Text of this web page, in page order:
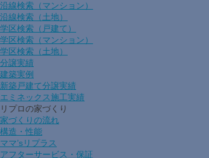
沿線検索（マンション）
沿線検索（土地）
学区検索（戸建て）
学区検索（マンション）
学区検索（土地）
分譲実績
建築実例
新築戸建て分譲実績
エミネックス施工実績
リプロの家づくり
家づくりの流れ
構造・性能
ママ’sリプラス
アフターサービス・保証